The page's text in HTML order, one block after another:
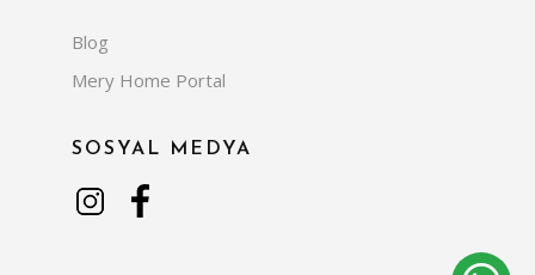
Blog
Mery Home Portal
SOSYAL MEDYA